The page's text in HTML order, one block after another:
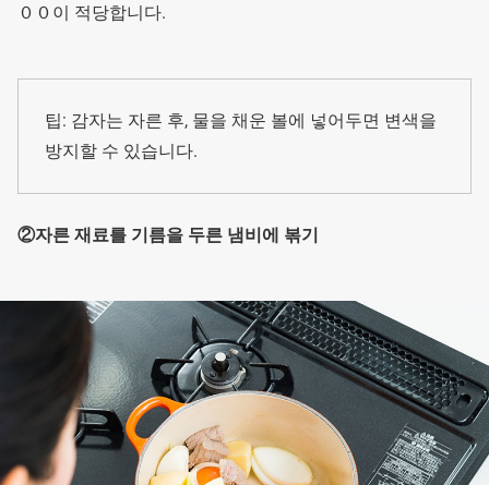
００이 적당합니다.
팁: 감자는 자른 후, 물을 채운 볼에 넣어두면 변색을
방지할 수 있습니다.
②자른 재료를 기름을 두른 냄비에 볶기